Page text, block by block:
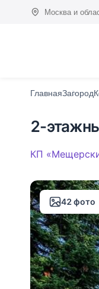
Москва и
ГлавнаяЗагород
2-
КП
42 фото